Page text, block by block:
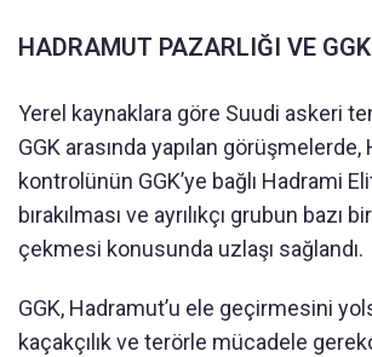
HADRAMUT PAZARLIĞI VE
Yerel kaynaklara göre Suudi askeri
GGK arasında yapılan görüşmelerde,
kontrolünün GGK’ye bağlı Hadrami
bırakılması ve ayrılıkçı grubun bazı
çekmesi konusunda uzlaşı sağlandı.
GGK, Hadramut’u ele geçirmesini
kaçakçılık ve terörle mücadele